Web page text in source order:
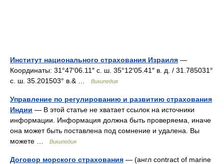
Институт национального страхования Израиля —
Координаты: 31°47′06.11″ с. ш. 35°12′05.41″ в. д. / 31.785031°
с. ш. 35.201503° в.& …
Википедия
Управление по регулированию и развитию страхования
Индии — В этой статье не хватает ссылок на источники
информации. Информация должна быть проверяема, иначе
она может быть поставлена под сомнение и удалена. Вы
можете …
Википедия
Договор морского страхования — (англ contract of marine